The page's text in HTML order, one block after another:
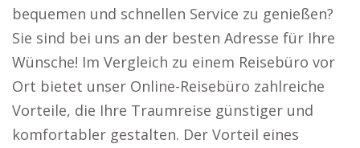
bequemen und schnellen Service zu genießen?
Sie sind bei uns an der besten Adresse für Ihre
Wünsche! Im Vergleich zu einem Reisebüro vor
Ort bietet unser Online-Reisebüro zahlreiche
Vorteile, die Ihre Traumreise günstiger und
komfortabler gestalten. Der Vorteil eines